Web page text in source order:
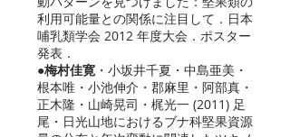
利用可能量との関係に注目して．日本
哺乳類学会 2012 年度大会．ポスター
発表．
●梅村佳寛 ・小坂井千夏・中島亜美・
根本唯・小池伸介・郡麻里・阿部真・
正木隆・山崎晃司・梶光一 (2011) 足
尾・日光山地におけるブナ科堅果資源